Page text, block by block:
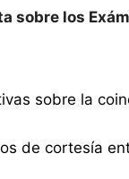
sobre los
sobre la
de cortesía